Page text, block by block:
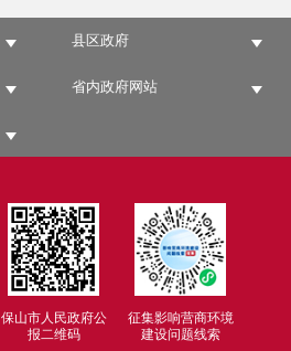
县区政府
省内政府网站
保山市人民政府公
报二维码
征集影响营商环境
建设问题线索